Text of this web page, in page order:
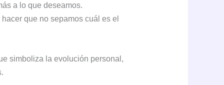
a lo que deseamos.
que no sepamos cuál es el
simboliza la evolución personal,